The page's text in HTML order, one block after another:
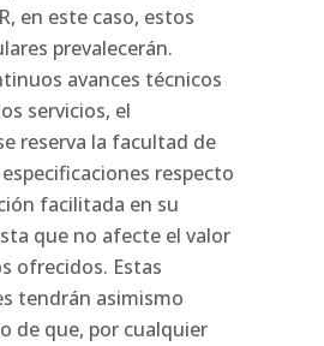
en este caso, estos
prevalecerán.
avances técnicos
servicios, el
reserva la facultad de
respecto
facilitada en su
que no afecte el valor
ofrecidos. Estas
tendrán asimismo
de que, por cualquier